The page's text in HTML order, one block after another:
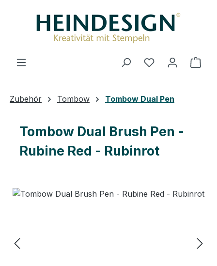
Zubehör Tombow Tombow Dual Pen
Tombow Dual Brush Pen -
Rubine Red - Rubinrot
Bildergalerie überspringen